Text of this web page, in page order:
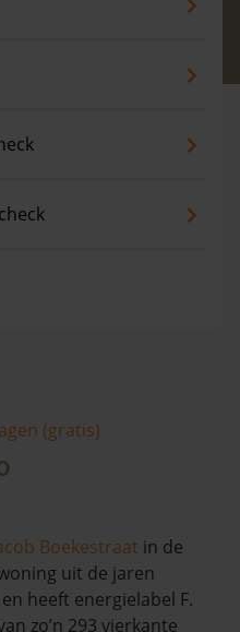
(gratis)
Boekestraat in de
uit de jaren
heeft energielabel F.
zo’n 293 vierkante